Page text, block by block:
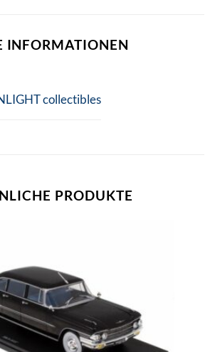
INFORMATIONEN
collectibles
PRODUKTE